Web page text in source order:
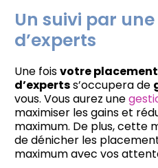
Un suivi par
d’experts
Une foisvotre
d’expertss’occupera de
vous. Vous aurez une
maximiser les gains et
maximum. De plus, cette
de dénicher les
maximum avec vos